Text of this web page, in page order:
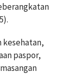
kesehatan,
paspor,